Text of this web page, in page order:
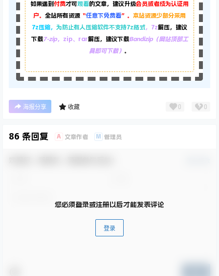
如果遇到 付费才可观看的文章，建议升级会员或者成为认证用
户。 全站所有资源 “任意下免费看”。 本站资源少部分采用
7z压缩， 为防止有人压缩软件不支持7z格式，7z解压，建议
下载7-zip，zip、rar解压，建议下载Bandizip（网站顶部工
具即可下载） 。
海报分享 收藏 0 0
86 条回复 A 文章作者 M 管理员
您必须登录或注册以后才能发表评论
登录